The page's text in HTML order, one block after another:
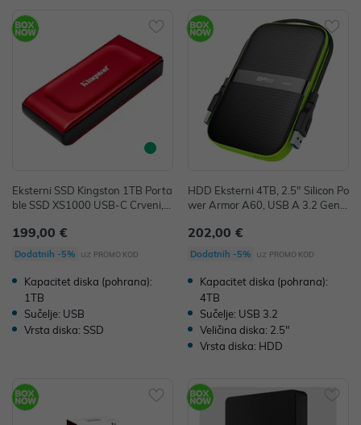
Eksterni SSD Kingston 1TB Porta
ble SSD XS1000 USB-C Crveni, S
199,00 €
Dodatnih -5% uz PROMO KOD
Kapacitet diska (pohrana):
1TB
Sučelje: USB
Vrsta diska: SSD
HDD Eksterni 4TB, 2.5" Silicon Po
wer Armor A60, USB A 3.2 Gen
202,00 €
Dodatnih -5% uz PROMO KOD
Kapacitet diska (pohrana):
4TB
Sučelje: USB 3.2
Veličina diska: 2.5"
Vrsta diska: HDD